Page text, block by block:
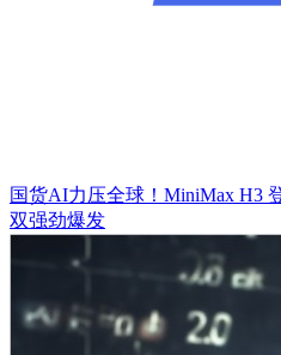
国货AI力压全球！MiniMax H3
双强劲爆发